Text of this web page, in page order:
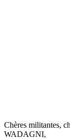
Chères militantes,
WADAGNI,